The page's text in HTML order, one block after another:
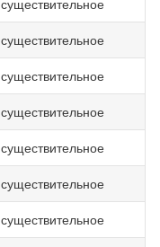
существительное
существительное
существительное
существительное
существительное
существительное
существительное